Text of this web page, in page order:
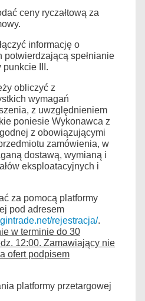
ceny ryczałtową za
informację o
potwierdzającą spełnianie
III.
obliczyć z
wymagań
z uwzględnieniem
poniesie Wykonawca z
z obowiązującymi
zamówienia, w
dostawą, wymianą i
eksploatacyjnych i
za pomocą platformy
pod adresem
rejestracja/.
w terminie do 30
12:00. Zamawiający nie
ofert podpisem
platformy przetargowej